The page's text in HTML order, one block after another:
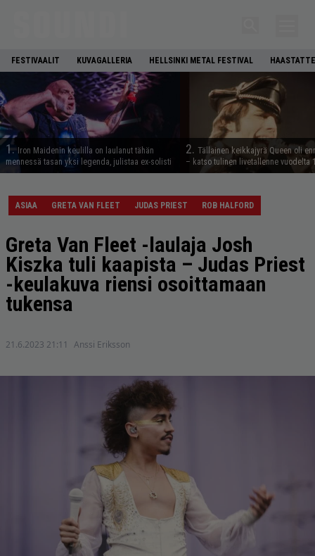
FESTIVAALIT KUVAGALLERIA HELLSINKI METAL FESTIVAL
1. Iron Maidenin keulilla on laulanut tähän
mennessä tasan yksi legenda, julistaa ex-solisti
2. Tällainen keikkajyrä Queen oli
– katso tulinen livetallenne vuodelta
ASIAA GRETA VAN FLEET JUDAS PRIEST ROB HALFORD
Greta Van Fleet -laulaja Josh
Kiszka tuli kaapista – Judas Priest
-keulakuva riensi osoittamaan
tukensa
21.6.2023 21:11 Anssi Eriksson